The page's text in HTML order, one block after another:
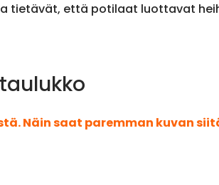
tietävät, että potilaat luottavat
Näin saat paremman kuvan